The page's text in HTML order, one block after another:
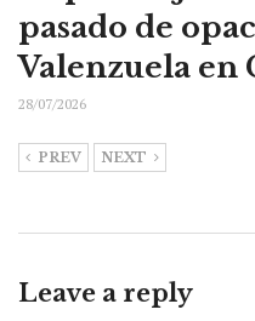
pasado de
Valenzuela en
28/07/2026
PREV NEXT
Leave a reply